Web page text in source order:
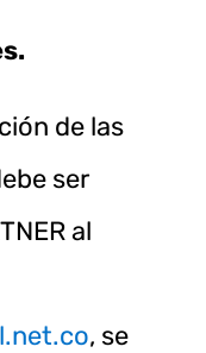
de las
ser
al
, se